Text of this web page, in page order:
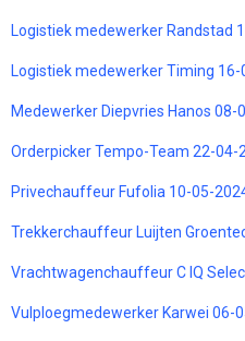
Logistiek medewerker Randstad
Logistiek medewerker Timing
Medewerker Diepvries Hanos 08-
Orderpicker Tempo-Team 22-04-
Privechauffeur Fufolia 10-05-
Trekkerchauffeur Luijten
Vrachtwagenchauffeur C IQ
Vulploegmedewerker Karwei 06-